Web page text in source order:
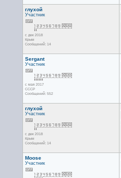
глухой
Участник
с дек 2018
Крым
Сообщений: 14
Sergant
Участник
с мая 2017
CCCP
Сообщений: 552
глухой
Участник
с дек 2018
Крым
Сообщений: 14
Moose
Участник